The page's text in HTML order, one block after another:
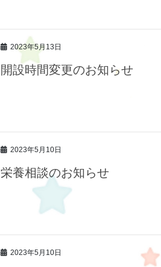
2023年5月13日
開設時間変更のお知らせ
2023年5月10日
栄養相談のお知らせ
2023年5月10日